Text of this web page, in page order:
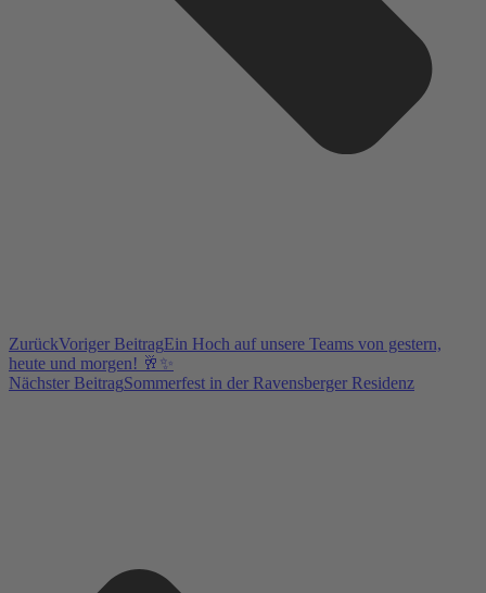
ZurückVoriger BeitragEin Hoch auf unsere Teams von gestern,
heute und morgen! 🥂✨
Nächster BeitragSommerfest in der Ravensberger Residenz